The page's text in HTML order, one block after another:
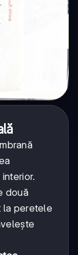
două
la peretele